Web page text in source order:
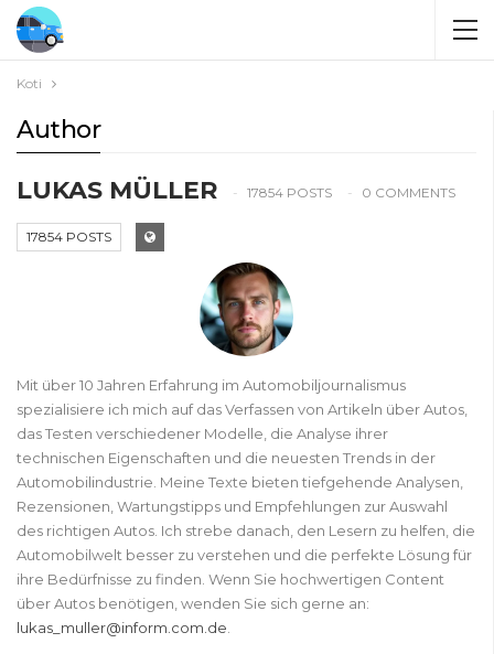
Koti
Author
LUKAS MÜLLER 17854 POSTS 0 COMMENTS
17854 POSTS
Mit über 10 Jahren Erfahrung im Automobiljournalismus
spezialisiere ich mich auf das Verfassen von Artikeln über Autos,
das Testen verschiedener Modelle, die Analyse ihrer
technischen Eigenschaften und die neuesten Trends in der
Automobilindustrie. Meine Texte bieten tiefgehende Analysen,
Rezensionen, Wartungstipps und Empfehlungen zur Auswahl
des richtigen Autos. Ich strebe danach, den Lesern zu helfen, die
Automobilwelt besser zu verstehen und die perfekte Lösung für
ihre Bedürfnisse zu finden. Wenn Sie hochwertigen Content
über Autos benötigen, wenden Sie sich gerne an:
lukas_muller@inform.com.de